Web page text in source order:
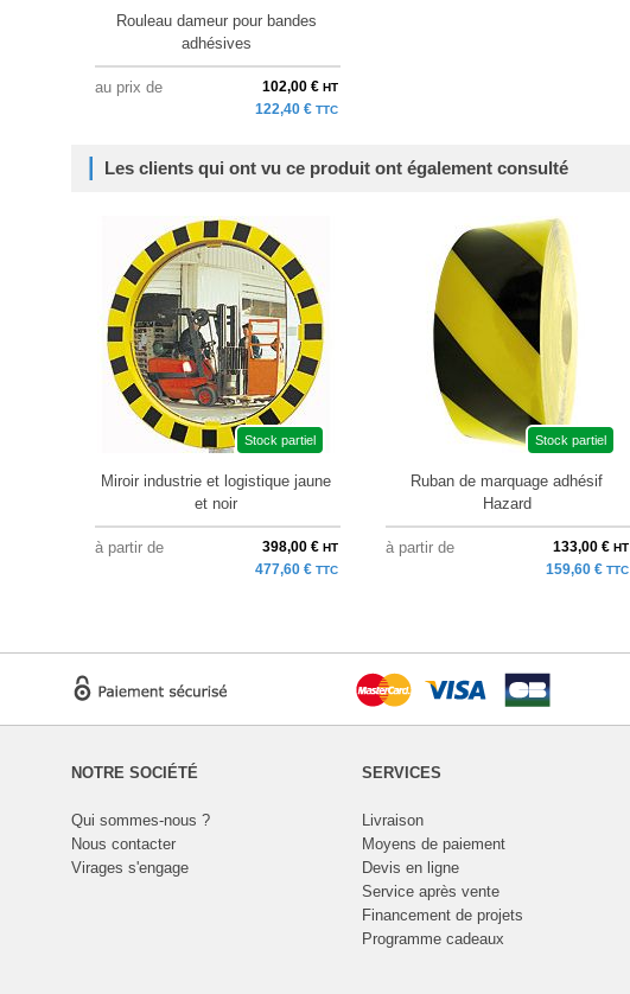
Rouleau dameur pour bandes
adhésives
au prix de 102,00 € HT
122,40 € TTC
Les clients qui ont vu ce produit ont également consulté
Stock partiel
Miroir industrie et logistique jaune
et noir
à partir de 398,00 € HT
477,60 € TTC
Stock partiel
Ruban de marquage adhésif
Hazard
à partir de 133,00 € HT
159,60 € TTC
NOTRE SOCIÉTÉ
Qui sommes-nous ?
Nous contacter
Virages s'engage
SERVICES
Livraison
Moyens de paiement
Devis en ligne
Service après vente
Financement de projets
Programme cadeaux